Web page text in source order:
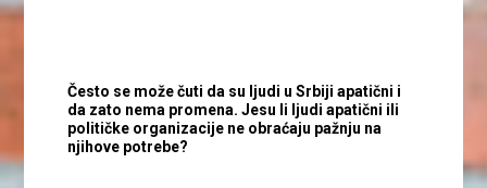
Često se može čuti da su ljudi u Srbiji apatični i
da zato nema promena. Jesu li ljudi apatični ili
političke organizacije ne obraćaju pažnju na
njihove potrebe?